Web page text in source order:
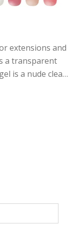
extensions and
a transparent
is a nude clear
delicate details.